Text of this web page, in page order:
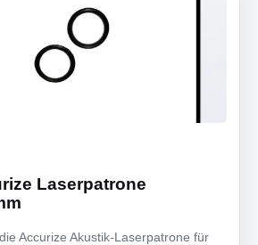
Laserpatrone
Accurize Akustik-Laserpatrone für